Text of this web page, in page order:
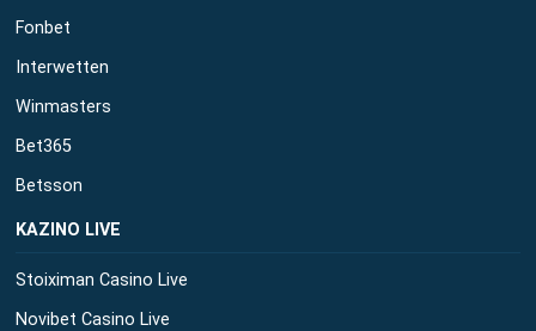
Fonbet
Interwetten
Winmasters
Bet365
Betsson
ΚΑΖΙΝΟ LIVE
Stoiximan Casino Live
Novibet Casino Live